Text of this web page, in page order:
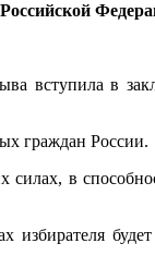
вступила в
граждан России.
силах, в
избирателя